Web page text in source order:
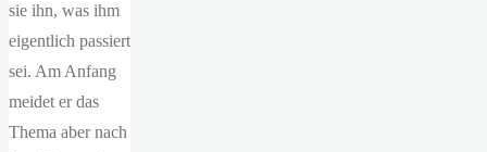
sie ihn, was ihm
eigentlich passiert
sei. Am Anfang
meidet er das
Thema aber nach